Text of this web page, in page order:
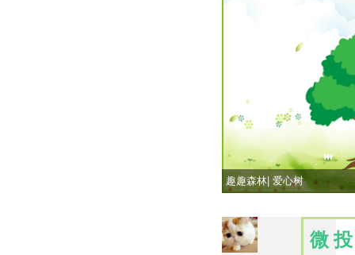
趣趣森林| 爱心树
微